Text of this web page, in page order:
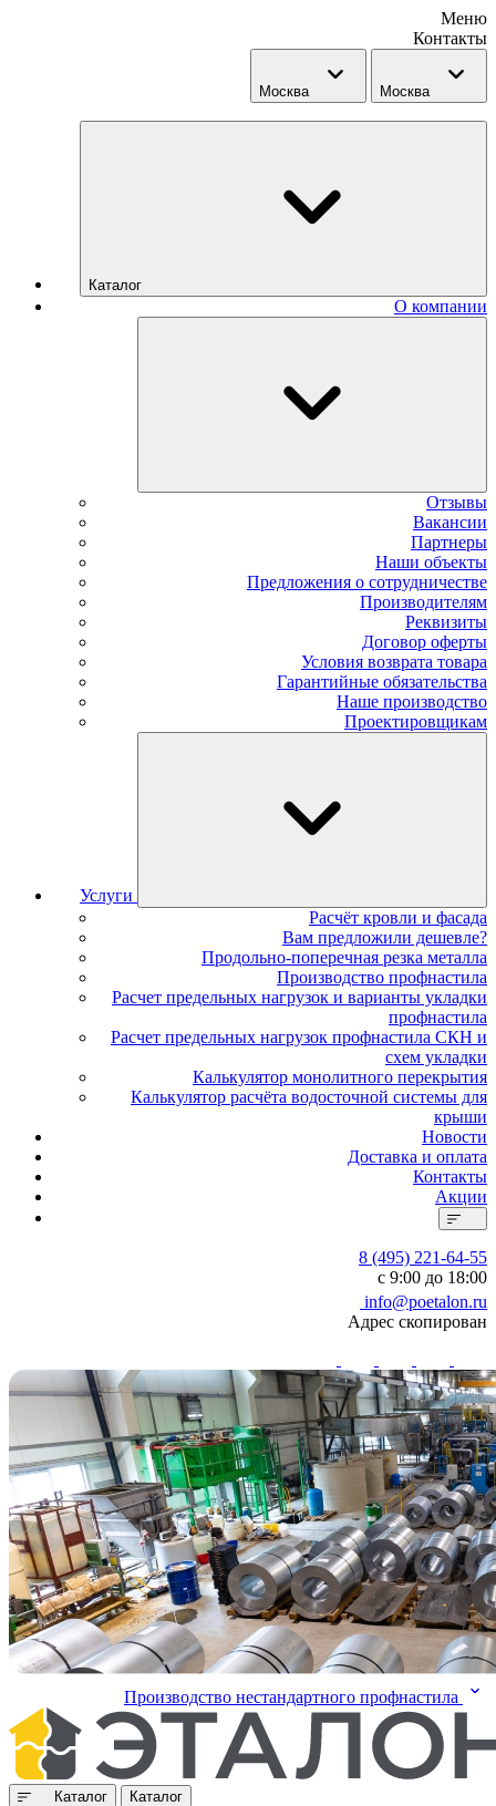
Меню
Контакты
Москва Москва
Каталог
О компании
Отзывы
Вакансии
Партнеры
Наши объекты
Предложения о сотрудничестве
Производителям
Реквизиты
Договор оферты
Условия возврата товара
Гарантийные обязательства
Наше производство
Проектировщикам
Услуги
Расчёт кровли и фасада
Вам предложили дешевле?
Продольно-поперечная резка металла
Производство профнастила
Расчет предельных нагрузок и варианты укладки
профнастила
Расчет предельных нагрузок профнастила СКН и
схем укладки
Калькулятор монолитного перекрытия
Калькулятор расчёта водосточной системы для
крыши
Новости
Доставка и оплата
Контакты
Акции
8 (495) 221-64-55
с 9:00 до 18:00
info@poetalon.ru
Адрес скопирован
Производство нестандартного профнастила
Каталог Каталог